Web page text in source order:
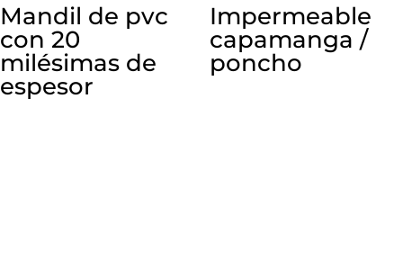
Mandil de pvc
con 20
milésimas de
espesor
Impermeable
capamanga /
poncho